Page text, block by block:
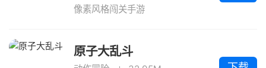
像素风格闯关手游
原子大乱斗